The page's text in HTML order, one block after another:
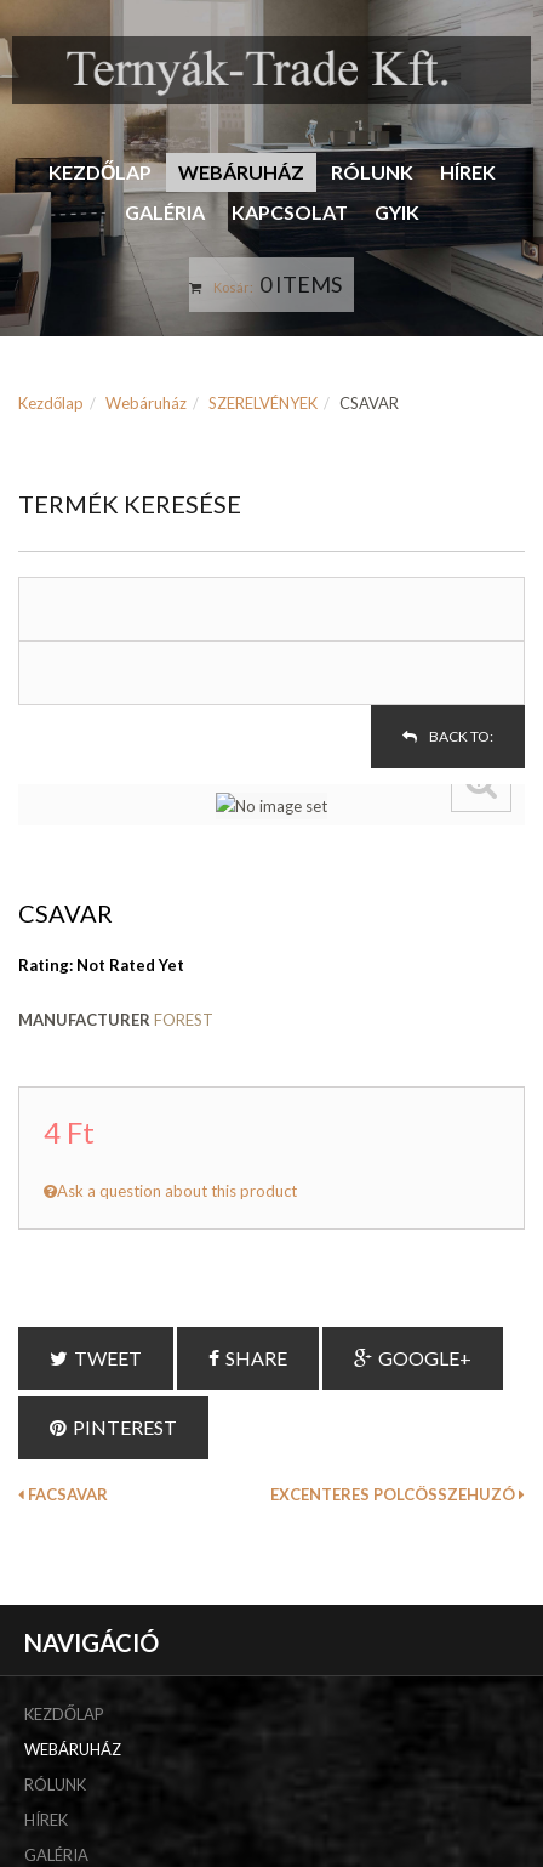
KEZDŐLAP WEBÁRUHÁZ RÓLUNK
HÍREK
GALÉRIA
KAPCSOLAT GYIK
Kosár: 0 ITEMS
Kezdőlap Webáruház SZERELVÉNYEK CSAVAR
TERMÉK KERESÉSE
BACK TO:
CSAVAR
Rating: Not Rated Yet
MANUFACTURER FOREST
4 Ft
Ask a question about this product
TWEET SHARE GOOGLE+
PINTEREST
FACSAVAR EXCENTERES POLCÖSSZEHUZÓ
NAVIGÁCIÓ
KEZDŐLAP
WEBÁRUHÁZ
RÓLUNK
HÍREK
GALÉRIA